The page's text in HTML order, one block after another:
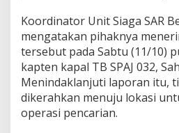
Koordinator Unit Siaga SAR
mengatakan pihaknya
tersebut pada Sabtu (11/10)
kapten kapal TB SPAJ 032,
Menindaklanjuti laporan itu,
dikerahkan menuju lokasi
operasi pencarian.